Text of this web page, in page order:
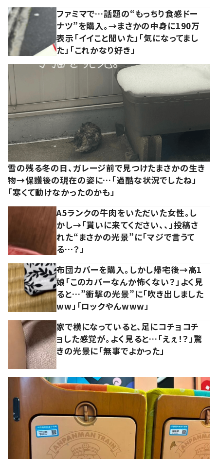
ファミマで…話題の“もっちり食感ドー
ナツ”を購入。→まさかの中身に190万
表示「イイこと聞いた」「気になってまし
た」「これかなり好き」
雪の残る冬の日、ガレージ前で見つけたまさかの生き
物→保護後の現在の姿に…「過酷な状況でしたね」
「寒くて動けなかったのかも」
A5ランクの牛肉をいただいた女性。し
かし→「貰いに来てください、、」投稿さ
れた“まさかの光景”に「マジで言うて
る…？」
布団カバーを購入。しかし帰宅後→高1
娘「このカバーなんか怖くない？」よく見
ると…”衝撃の光景”に「吹き出しました
ww」「ロックやんwww」
家で横になっていると、足にコチョコチ
ョした感覚が。よく見ると…「えぇ！？」驚
きの光景に「無事でよかった」